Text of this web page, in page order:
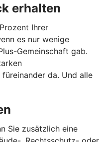
erhalten
Ihrer
es nur wenige
Gemeinschaft gab.
da. Und alle
Sie zusätzlich eine